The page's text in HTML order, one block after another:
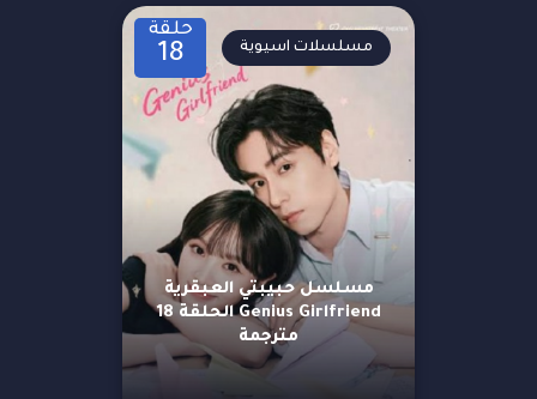
حلقة
18
مسلسل حبيبتي العبقرية
Genius Girlfriend الحلقة 18
مترجمة
مسلسلات اسيوية